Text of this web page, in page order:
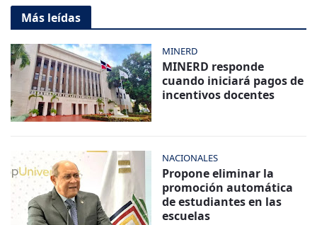
Más leídas
MINERD
MINERD responde
cuando iniciará pagos de
incentivos docentes
NACIONALES
Propone eliminar la
promoción automática
de estudiantes en las
escuelas